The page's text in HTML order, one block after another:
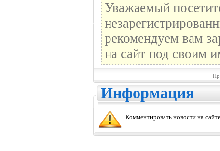
Уважаемый
рекомендуем вам
на сайт под своим
Информация
Комментировать новости на